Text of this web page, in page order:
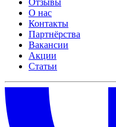
О нас
Контакты
Партнёрства
Вакансии
Акции
Статьи